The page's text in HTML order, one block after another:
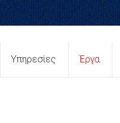
Υπηρεσίες Έργα